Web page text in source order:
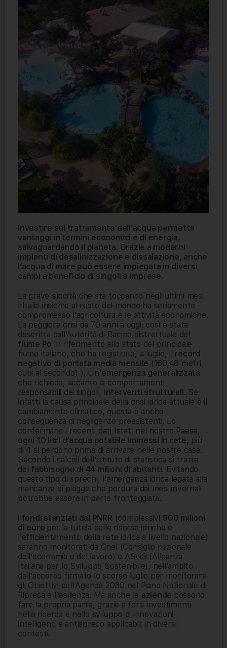
Investire sul trattamento dell’acqua permette
vantaggi in termini economici e di energia,
salvaguardando il pianeta. Grazie a moderni
impianti di desalinizzazione e dissalazione, anche
l’acqua di mare può essere impiegata in diversi
campi a beneficio di singoli e imprese.
La grave siccità che sta toccando negli ultimi mesi
l’Italia insieme al resto del mondo ha seriamente
compromesso l’agricoltura e le attività economiche.
La peggiore crisi da 70 anni a oggi: così è stata
descritta dall’Autorità di Bacino distrettuale del
fiume Po in riferimento allo stato del principale
fiume italiano, che ha registrato, a luglio, il record
negativo di portata media mensile (160,48 metri
cubi al secondo1 ). Un’emergenza generalizzata
che richiede, accanto ai comportamenti
responsabili dei singoli, interventi strutturali. Se
infatti la causa principale della crisi idrica attuale è il
cambiamento climatico, questa è anche
conseguenza di negligenze preesistenti. Lo
confermano i recenti dati Istat: nel nostro Paese,
ogni 10 litri d’acqua potabile immessi in rete, più
di 4 si perdono prima di arrivare nelle nostre case.
Secondo i calcoli dell’istituto di statistica si tratta
del fabbisogno di 44 milioni di abitanti. Evitando
questo tipo di sprechi, l’emergenza idrica legata alla
mancanza di piogge che perdura dai mesi invernali
potrebbe essere in parte fronteggiata.
I fondi stanziati dal PNRR (complessivi 900 milioni
di euro per la tutela delle risorse idriche e
l’efficientamento della rete idrica a livello nazionale)
saranno monitorati da Cnel (Consiglio nazionale
dell’economia e del lavoro) e ASviS (Alleanza
Italiana per lo Sviluppo Sostenibile), nell’ambito
dell’accordo firmato lo scorso luglio per monitorare
gli Obiettivi dell’Agenda 2030 nel Piano Nazionale di
Ripresa e Resilienza. Ma anche le aziende possono
fare la propria parte, grazie a forti investimenti
nella ricerca e nello sviluppo di innovazioni
intelligenti e antispreco applicabili in diversi
contesti.